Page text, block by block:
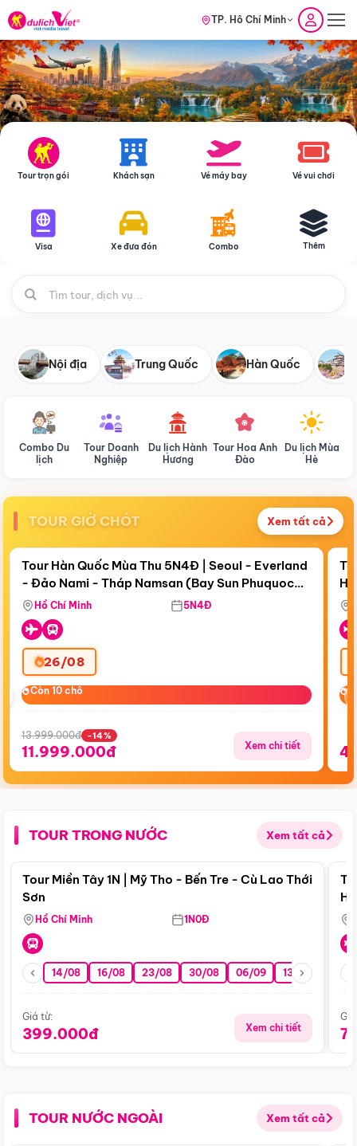
TP. Hồ Chí Minh
Tour trọn gói Khách sạn Vé máy bay Vé vui chơi
Visa Xe đưa đón Combo Thêm
Nội địa Trung Quốc Hàn Quốc
Combo Du
lịch
Tour Doanh
Nghiệp
Du lịch Hành
Hương
Tour Hoa Anh
Đào
Du lịch Mùa
Hè
TOUR GIỜ CHÓT Xem tất cả
Còn19 ngày 03:41:09
Điểm nổi bật
Tour Hàn Quốc Mùa Thu 5N4Đ | Seoul - Everland
- Đảo Nami - Tháp Namsan (Bay Sun Phuquoc
Airways)
Hồ Chí Minh 5N4Đ
26/08
Còn 10 chỗ
Còn 10 chỗ
13.999.000đ -14%
11.999.000đ Xem chi tiết
TOUR TRONG NƯỚC Xem tất cả
Điểm nổi bật
Tour Miền Tây 1N | Mỹ Tho - Bến Tre - Cù Lao Thới
Sơn
Hồ Chí Minh 1N0Đ
14/08 16/08 23/08 30/08 06/09 13/09 20/09
Giá từ:
399.000đ Xem chi tiết
TOUR NƯỚC NGOÀI Xem tất cả
Điểm nổi bật